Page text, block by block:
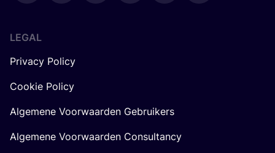
LEGAL
Privacy Policy
Cookie Policy
Algemene Voorwaarden Gebruikers
Algemene Voorwaarden Consultancy